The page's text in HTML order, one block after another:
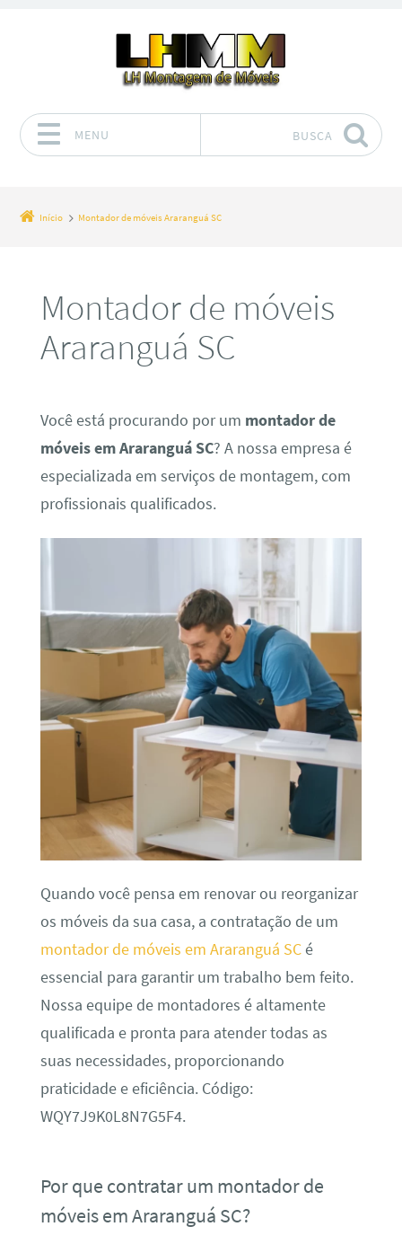
MENU BUSCA
Início Montador de móveis Araranguá SC
Montador de móveis
Araranguá SC
Você está procurando por um montador de
móveis em Araranguá SC? A nossa empresa é
especializada em serviços de montagem, com
profissionais qualificados.
Quando você pensa em renovar ou reorganizar
os móveis da sua casa, a contratação de um
montador de móveis em Araranguá SCé
essencial para garantir um trabalho bem feito.
Nossa equipe de montadores é altamente
qualificada e pronta para atender todas as
suas necessidades, proporcionando
praticidade e eficiência. Código:
WQY7J9K0L8N7G5F4.
Por que contratar um montador de
móveis em Araranguá SC?